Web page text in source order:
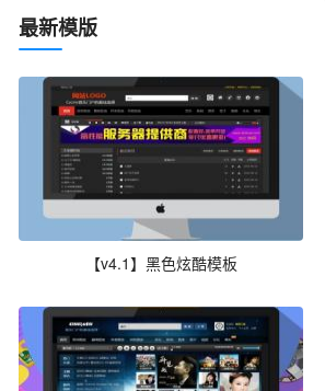
最新模版
【v4.1】黑色炫酷模板